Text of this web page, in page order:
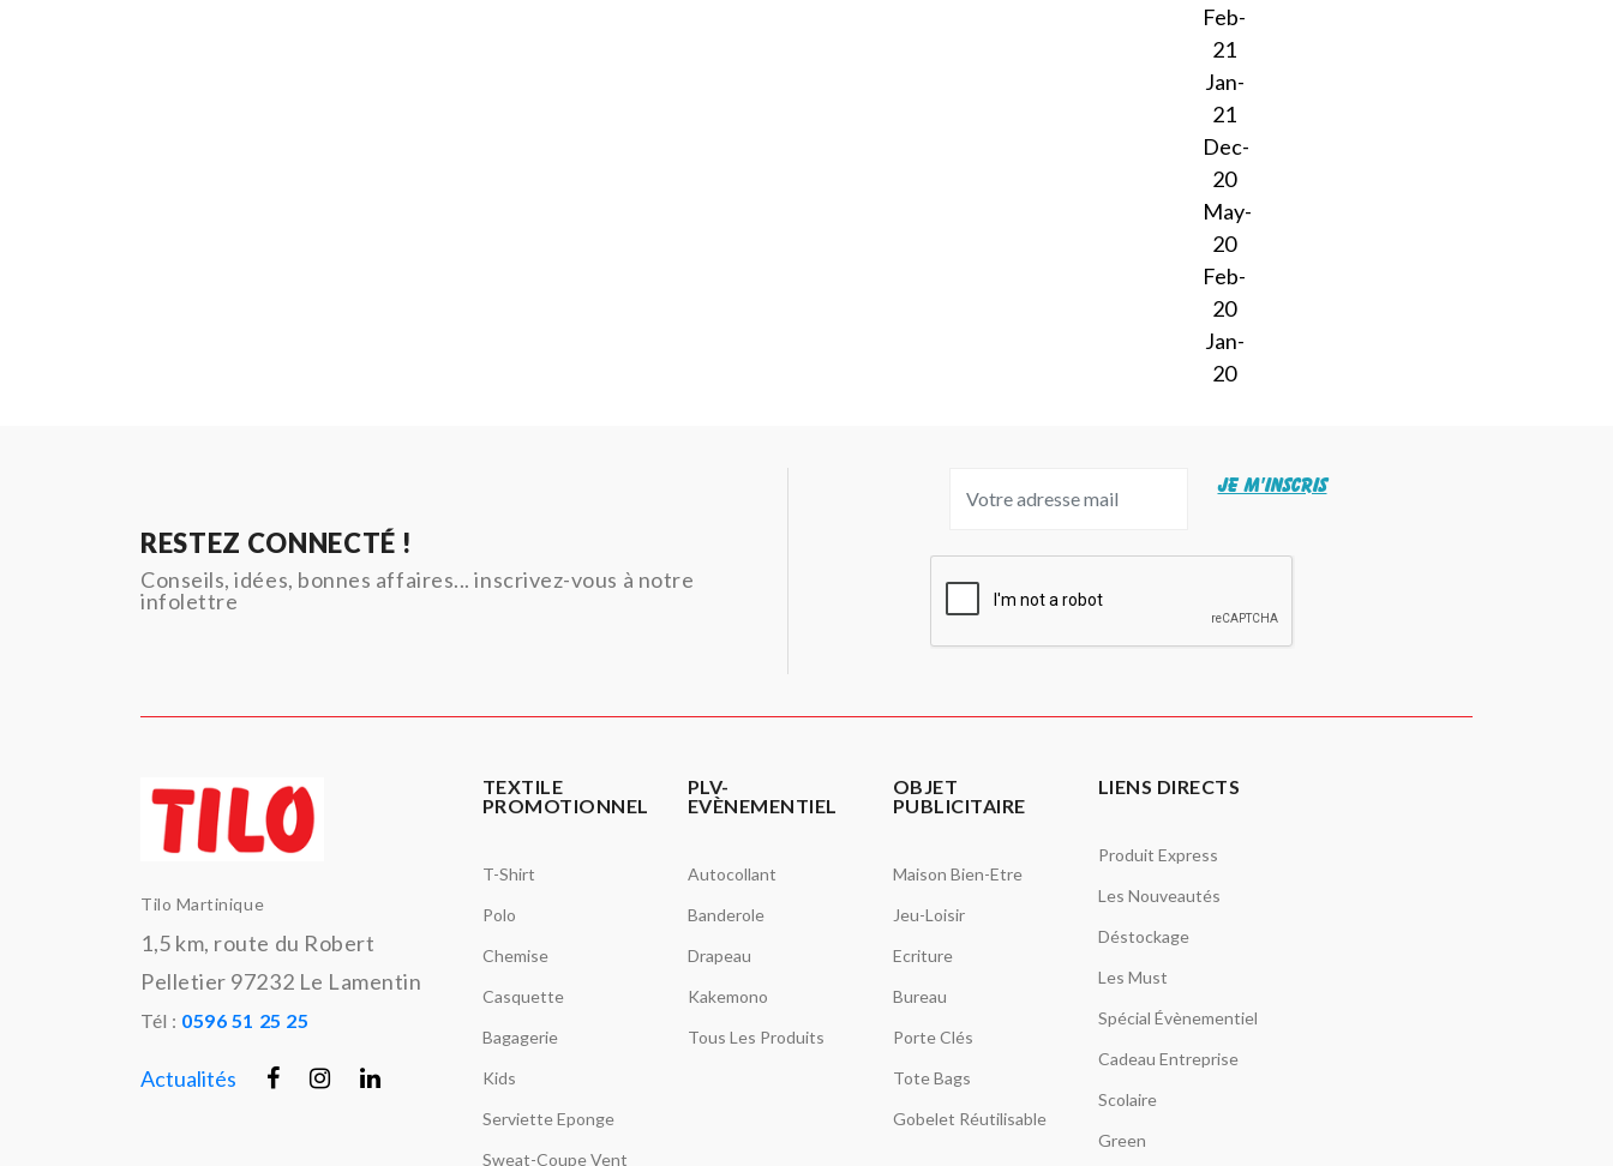
Feb-
21
Jan-
21
Dec-
20
May-
20
Feb-
20
Jan-
20
RESTEZ CONNECTÉ !
Conseils, idées, bonnes affaires... inscrivez-vous à notre
infolettre
JE M'INSCRIS
Tilo Martinique
1,5 km, route du Robert
Pelletier 97232 Le Lamentin
Tél : 0596 51 25 25
Actualités
TEXTILE
PROMOTIONNEL
T-Shirt
Polo
Chemise
Casquette
Bagagerie
Kids
Serviette Eponge
Sweat-Coupe Vent
PLV-
EVÈNEMENTIEL
Autocollant
Banderole
Drapeau
Kakemono
Tous Les Produits
OBJET
PUBLICITAIRE
Maison Bien-Etre
Jeu-Loisir
Ecriture
Bureau
Porte Clés
Tote Bags
Gobelet Réutilisable
LIENS DIRECTS
Produit Express
Les Nouveautés
Déstockage
Les Must
Spécial Évènementiel
Cadeau Entreprise
Scolaire
Green